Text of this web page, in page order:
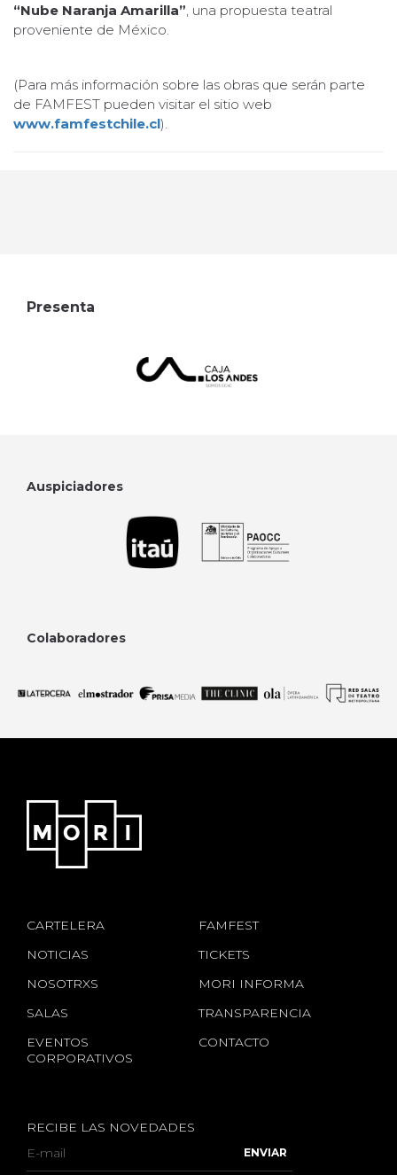
“Nube Naranja Amarilla” , una propuesta teatral
proveniente de México.
(Para más información sobre las obras que serán parte
de FAMFEST pueden visitar el sitio web
www.famfestchile.cl).
Presenta
Auspiciadores
Colaboradores
CARTELERA
NOTICIAS
NOSOTRXS
SALAS
EVENTOS
CORPORATIVOS
FAMFEST
TICKETS
MORI INFORMA
TRANSPARENCIA
CONTACTO
RECIBE LAS NOVEDADES